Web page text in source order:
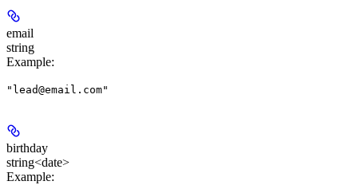
email
string
Example:
"lead@email.com"
birthday
string<date>
Example: